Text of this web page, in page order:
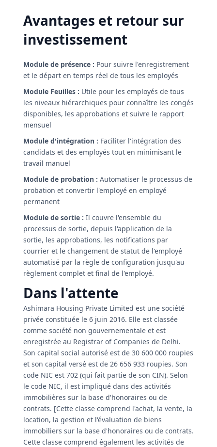
Avantages et retour sur
investissement
Module de présence : Pour suivre l'enregistrement
et le départ en temps réel de tous les employés
Module Feuilles : Utile pour les employés de tous
les niveaux hiérarchiques pour connaître les congés
disponibles, les approbations et suivre le rapport
mensuel
Module d'intégration : Faciliter l'intégration des
candidats et des employés tout en minimisant le
travail manuel
Module de probation : Automatiser le processus de
probation et convertir l'employé en employé
permanent
Module de sortie : Il couvre l'ensemble du
processus de sortie, depuis l'application de la
sortie, les approbations, les notifications par
courrier et le changement de statut de l'employé
automatisé par la règle de configuration jusqu'au
règlement complet et final de l'employé.
Dans l'attente
Ashimara Housing Private Limited est une société
privée constituée le 6 juin 2016. Elle est classée
comme société non gouvernementale et est
enregistrée au Registrar of Companies de Delhi.
Son capital social autorisé est de 30 600 000 roupies
et son capital versé est de 26 656 933 roupies. Son
code NIC est 702 (qui fait partie de son CIN). Selon
le code NIC, il est impliqué dans des activités
immobilières sur la base d'honoraires ou de
contrats. [Cette classe comprend l'achat, la vente, la
location, la gestion et l'évaluation de biens
immobiliers sur la base d'honoraires ou de contrats.
Cette classe comprend également les activités de